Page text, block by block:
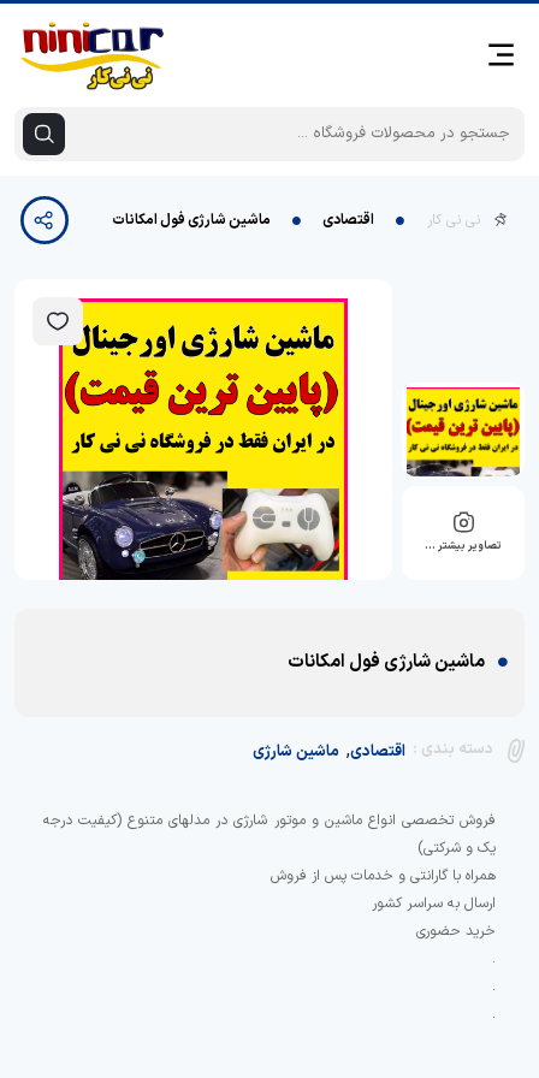
نی نی کار اقتصادی ماشین شارژی فول امکانات
تصاویر بیشتر …
ماشین شارژی فول امکانات
دسته بندی : اقتصادی, ماشین شارژی
فروش تخصصی انواع ماشین و موتور شارژی در مدلهای متنوع (کیفیت درجه